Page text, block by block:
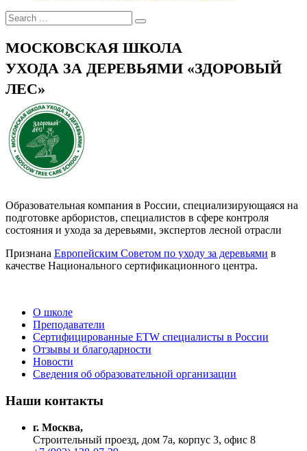
МОСКОВСКАЯ ШКОЛА
УХОДА ЗА ДЕРЕВЬЯМИ «ЗДОРОВЫЙ
ЛЕС»
Образовательная компания в России, специализирующаяся на
подготовке арбористов, специалистов в сфере контроля
состояния и ухода за деревьями, экспертов лесной отрасли
Признана Европейским Советом по уходу за деревьями в
качестве Национального сертификационного центра.
О школе
Преподаватели
Сертифицированные ETW специалисты в России
Отзывы и благодарности
Новости
Сведения об образовательной организации
Наши контакты
г. Москва,
Строительный проезд, дом 7а, корпус 3, офис 8